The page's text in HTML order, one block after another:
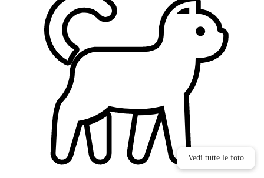
Vedi tutte le foto
Vedi tutte le foto